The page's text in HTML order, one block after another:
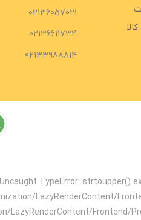
02136057021
02136611734
02133988814
TypeError: strtoupper()
LazyRenderContent/
LazyRenderContent/Frontend/